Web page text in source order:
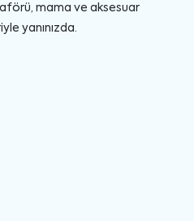
mama ve aksesuar
yanınızda.